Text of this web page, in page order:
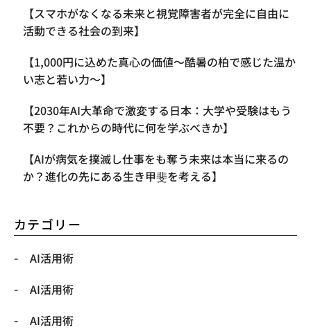
【スマホがなくなる未来と視覚障害者が完全に自由に
活動できる社会の到来】
【1,000円に込めた真心の価値〜酷暑の柏で感じた温か
い志と若い力〜】
【2030年AI大革命で激変する日本：大学や受験はもう
不要？これからの時代に何を学ぶべきか】
【AIが病気を撲滅し仕事をも奪う未来は本当に来るの
か？進化の先にある生き甲斐を考える】
カテゴリー
AI活用術
AI活用術
AI活用術